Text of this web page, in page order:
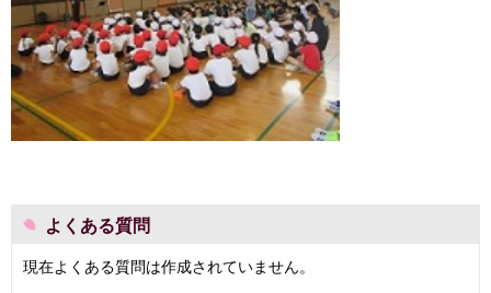
よくある質問
現在よくある質問は作成されていません。